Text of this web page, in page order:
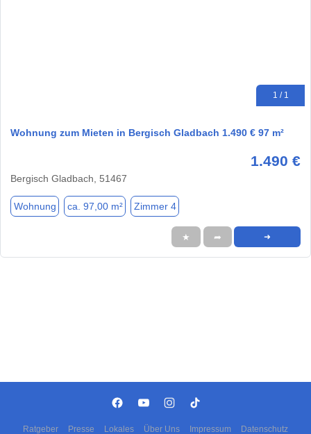
1 / 1
Wohnung zum Mieten in Bergisch Gladbach 1.490 € 97 m²
1.490 €
Bergisch Gladbach, 51467
Wohnung ca. 97,00 m² Zimmer 4
★ ➦ ➜
Ratgeber Presse Lokales Über Uns Impressum Datenschutz